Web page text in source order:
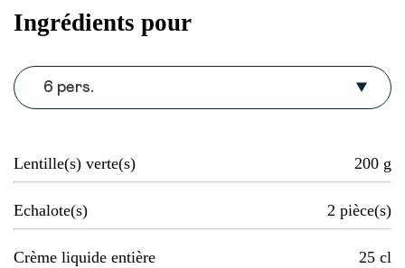
Ingrédients pour
6 pers.
Lentille(s) verte(s) 200 g
Echalote(s) 2 pièce(s)
Crème liquide entière 25 cl